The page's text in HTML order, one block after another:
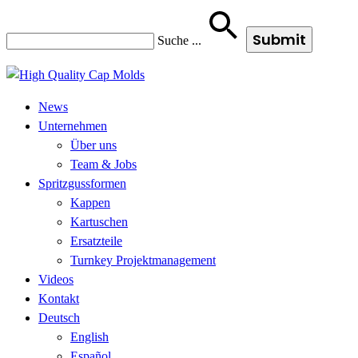
Suche ...
News
Unternehmen
Über uns
Team & Jobs
Spritzgussformen
Kappen
Kartuschen
Ersatzteile
Turnkey Projektmanagement
Videos
Kontakt
Deutsch
English